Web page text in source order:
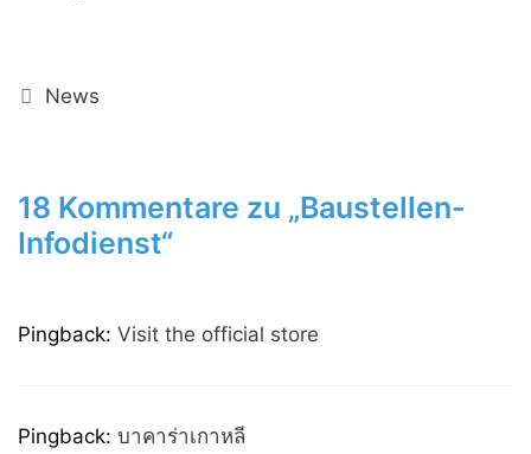
Kategorien
News
18 Kommentare zu „Baustellen-
Infodienst“
Pingback: Visit the official store
Pingback: บาคาร่าเกาหลี